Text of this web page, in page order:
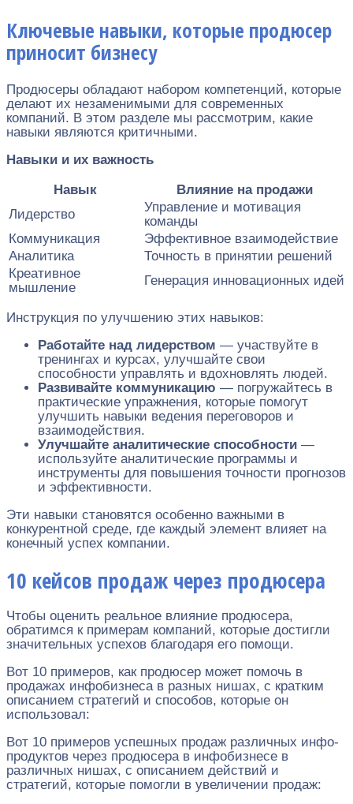
Ключевые навыки, которые продюсер
приносит бизнесу
Продюсеры обладают набором компетенций, которые
делают их незаменимыми для современных
компаний. В этом разделе мы рассмотрим, какие
навыки являются критичными.
Навыки и их важность
Навык
Влияние на продажи
Лидерство
Управление и мотивация
команды
Коммуникация
Эффективное взаимодействие
Аналитика
Точность в принятии решений
Креативное
мышление
Генерация инновационных идей
Инструкция по улучшению этих навыков:
Работайте над лидерством — участвуйте в
тренингах и курсах, улучшайте свои
способности управлять и вдохновлять людей.
Развивайте коммуникацию — погружайтесь в
практические упражнения, которые помогут
улучшить навыки ведения переговоров и
взаимодействия.
Улучшайте аналитические способности —
используйте аналитические программы и
инструменты для повышения точности прогнозов
и эффективности.
Эти навыки становятся особенно важными в
конкурентной среде, где каждый элемент влияет на
конечный успех компании.
10 кейсов продаж через продюсера
Чтобы оценить реальное влияние продюсера,
обратимся к примерам компаний, которые достигли
значительных успехов благодаря его помощи.
Вот 10 примеров, как продюсер может помочь в
продажах инфобизнеса в разных нишах, с кратким
описанием стратегий и способов, которые он
использовал:
Вот 10 примеров успешных продаж различных инфо-
продуктов через продюсера в инфобизнесе в
различных нишах, с описанием действий и
стратегий, которые помогли в увеличении продаж: